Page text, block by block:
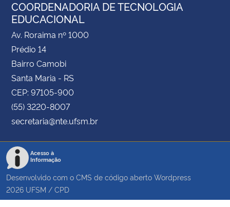
COORDENADORIA DE TECNOLOGIA
EDUCACIONAL
Av. Roraima nº 1000
Prédio 14
Bairro Camobi
Santa Maria - RS
CEP: 97105-900
(55) 3220-8007
secretaria@nte.ufsm.br
Acesso à
Informação
Desenvolvido com o CMS de código aberto Wordpress
2026 UFSM / CPD